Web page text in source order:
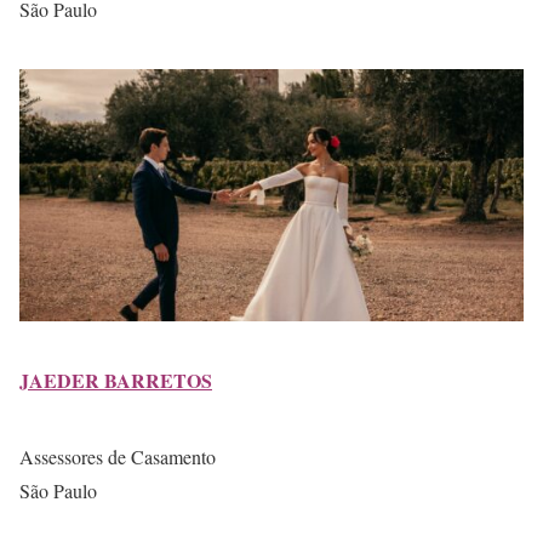
São Paulo
JAEDER BARRETOS
Assessores de Casamento
São Paulo